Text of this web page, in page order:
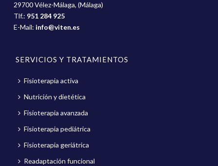
29700 Vélez-Málaga, (Málaga)
Tlf.: 951 284 925
E-Mail: info@viten.es
SERVICIOS Y TRATAMIENTOS
Fisioterapia activa
Nutrición y dietética
Fisioterapia avanzada
Fisioterapia pediátrica
Fisioterapia geriátrica
Readaptación funcional